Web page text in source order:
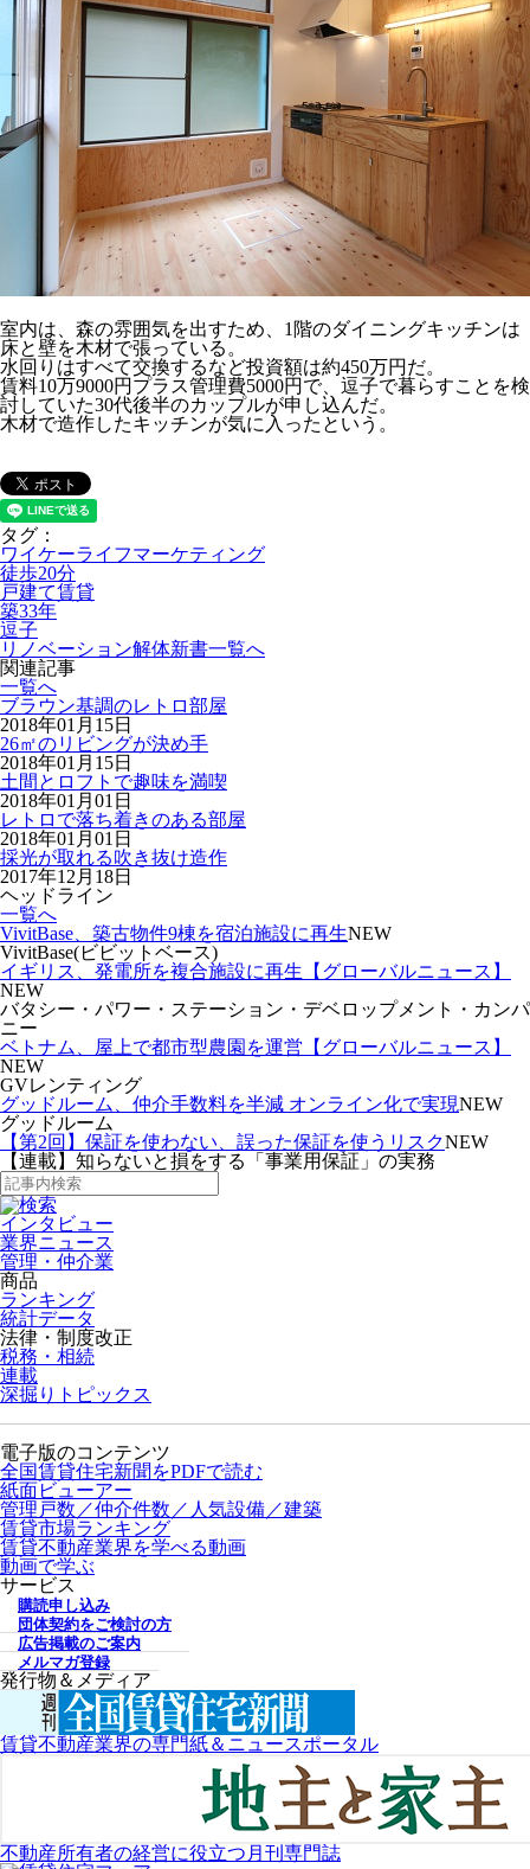
室内は、森の雰囲気を出すため、1階のダイニングキッチンは
床と壁を木材で張っている。
水回りはすべて交換するなど投資額は約450万円だ。
賃料10万9000円プラス管理費5000円で、逗子で暮らすことを検
討していた30代後半のカップルが申し込んだ。
木材で造作したキッチンが気に入ったという。
タグ：
ワイケーライフマーケティング
徒歩20分
戸建て賃貸
築33年
逗子
リノベーション解体新書一覧へ
関連記事
一覧へ
ブラウン基調のレトロ部屋
2018年01月15日
26㎡のリビングが決め手
2018年01月15日
土間とロフトで趣味を満喫
2018年01月01日
レトロで落ち着きのある部屋
2018年01月01日
採光が取れる吹き抜け造作
2017年12月18日
ヘッドライン
一覧へ
VivitBase、築古物件9棟を宿泊施設に再生NEW
VivitBase(ビビットベース)
イギリス、発電所を複合施設に再生【グローバルニュース】
NEW
バタシー・パワー・ステーション・デベロップメント・カンパ
ニー
ベトナム、屋上で都市型農園を運営【グローバルニュース】
NEW
GVレンティング
グッドルーム、仲介手数料を半減 オンライン化で実現NEW
グッドルーム
【第2回】保証を使わない、誤った保証を使うリスクNEW
【連載】知らないと損をする「事業用保証」の実務
インタビュー
業界ニュース
管理・仲介業
商品
ランキング
統計データ
法律・制度改正
税務・相続
連載
深掘りトピックス
電子版のコンテンツ
全国賃貸住宅新聞をPDFで読む
紙面ビューアー
管理戸数／仲介件数／人気設備／建築
賃貸市場ランキング
賃貸不動産業界を学べる動画
動画で学ぶ
サービス
購読申し込み
団体契約をご検討の方
広告掲載のご案内
メルマガ登録
発行物＆メディア
賃貸不動産業界の専門紙＆ニュースポータル
不動産所有者の経営に役立つ月刊専門誌